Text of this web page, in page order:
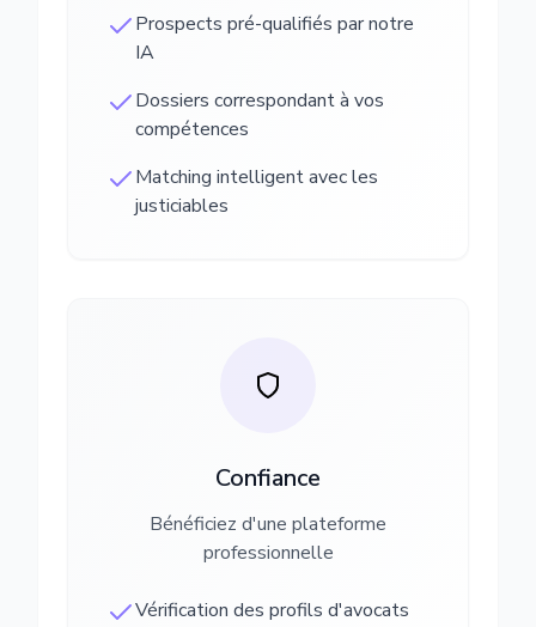
Prospects pré-qualifiés par notre
IA
Dossiers correspondant à vos
compétences
Matching intelligent avec les
justiciables
Confiance
Bénéficiez d'une plateforme
professionnelle
Vérification des profils d'avocats